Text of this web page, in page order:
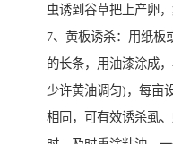
虫诱到谷草把上产卵
7、黄板诱杀：用纸板
的长条，用油漆涂成
少许黄油调匀)，每亩
相同，可有效诱杀虱